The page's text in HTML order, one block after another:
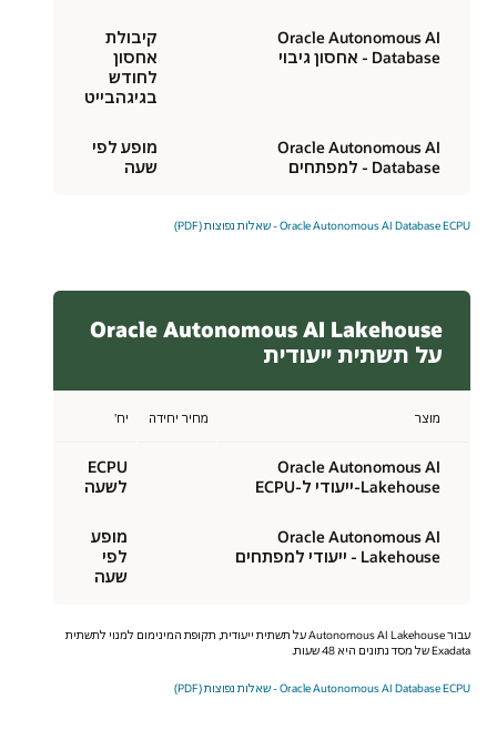
Oracle Autonomous AI
Database - אחסון גיבוי
קיבולת
אחסון
לחודש
בגיגהבייט
Oracle Autonomous AI
Database - למפתחים
מופע לפי
שעה
Oracle Autonomous AI Database ECPU - שאלות נפוצות (PDF)
Oracle Autonomous AI Lakehouse
על תשתית ייעודית
מוצר מחיר יחידה יח'
Oracle Autonomous AI
Lakehouse-ייעודי ל-ECPU
ECPU
לשעה
Oracle Autonomous AI
Lakehouse - ייעודי למפתחים
מופע
לפי
שעה
עבור Autonomous AI Lakehouse על תשתית ייעודית, תקופת המינימום למנוי לתשתית
Exadata של מסד נתונים היא 48 שעות.
Oracle Autonomous AI Database ECPU - שאלות נפוצות (PDF)